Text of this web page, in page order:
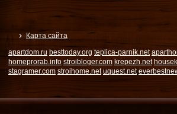
Карта сайта
apartdom.ru besttoday.org teplica-parnik.net
homeprorab.info stroibloger.com krepezh.net
stagramer.com stroihome.net uquest.net